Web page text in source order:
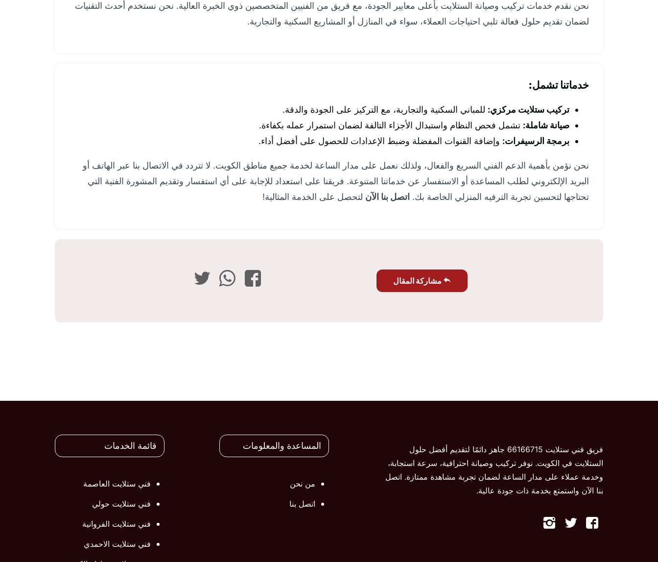
نحن نقدم خدمات تركيب وصيانة الستلايت بأعلى معايير الجودة، مع فريق من الفنيين المتخصصين ذوي الخبرة العالية. نحن نستخدم أحدث التقنيات
لضمان تقديم حلول فعالة تلبي احتياجات العملاء، سواء في المنازل أو المشاريع السكنية والتجارية.
خدماتنا تشمل:
تركيب ستلايت مركزي: للمباني السكنية والتجارية، مع التركيز على الجودة والدقة.
صيانة شاملة: تشمل فحص النظام واستبدال الأجزاء التالفة لضمان استمرار عمله بكفاءة.
برمجة الرسيفرات: وإضافة القنوات المفضلة وضبط الإعدادات للحصول على أفضل أداء.
نحن نؤمن بأهمية الدعم الفني السريع والفعال، ولذلك نعمل على مدار الساعة لخدمة جميع مناطق الكويت. لا تتردد في الاتصال بنا عبر الهاتف أو
البريد الإلكتروني لطلب المساعدة أو الاستفسار عن خدماتنا المتنوعة. فريقنا على استعداد للإجابة على أي استفسار وتقديم المشورة الفنية التي
تحتاجها لتحسين تجربة الترفيه المنزلي الخاصة بك. اتصل بنا الآن لتحصل على الخدمة المثالية!
مشاركة المقال فيسبوكواتساب
فريق فني ستلايت 66166715 جاهز دائمًا لتقديم أفضل حلول
الستلايت في الكويت. نوفر تركيب وصيانة احترافية، سرعة استجابة،
وخدمة عملاء على مدار الساعة لضمان تجربة مشاهدة ممتازة. اتصل
بنا الآن واستمتع بخدمة ذات جودة عالية.
تابعنا تابعنا
المساعدة والمعلومات
من نحن
اتصل بنا
قائمة الخدمات
فني ستلايت العاصمة
فني ستلايت حولي
فني ستلايت الفروانية
فني ستلايت الاحمدي